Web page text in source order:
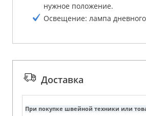
нужное положение.
Освещение: лампа дневного
Доставка
При покупке швейной техники или